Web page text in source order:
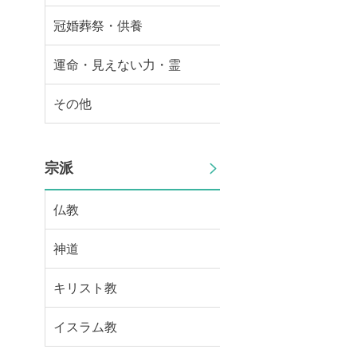
冠婚葬祭・供養
運命・見えない力・霊
その他
宗派
仏教
神道
キリスト教
イスラム教